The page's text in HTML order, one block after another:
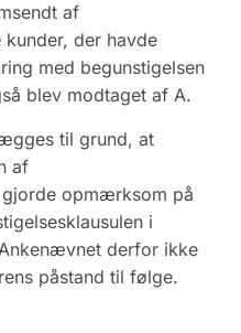
af
der havde
med begunstigelsen
blev modtaget af A.
til grund, at
af
gjorde opmærksom på
i
derfor ikke
påstand til følge.